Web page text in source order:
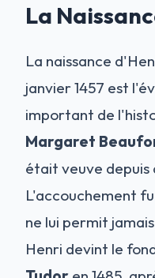
La
La naissance
janvier 1457 est
important de
Margaret
était veuve depuis
L'accouchement
ne lui permit
Henri devint le